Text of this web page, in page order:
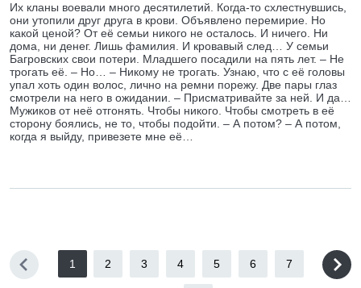
Их кланы воевали много десятилетий. Когда-то схлестнувшись,
они утопили друг друга в крови. Объявлено перемирие. Но
какой ценой? От её семьи никого не осталось. И ничего. Ни
дома, ни денег. Лишь фамилия. И кровавый след… У семьи
Багровских свои потери. Младшего посадили на пять лет. – Не
трогать её. – Но… – Никому не трогать. Узнаю, что с её головы
упал хоть один волос, лично на ремни порежу. Две пары глаз
смотрели на него в ожидании. – Присматривайте за ней. И да…
Мужиков от неё отгонять. Чтобы никого. Чтобы смотреть в её
сторону боялись, не то, чтобы подойти. – А потом? – А потом,
когда я выйду, привезете мне её…
1 2 3 4 5 6 7